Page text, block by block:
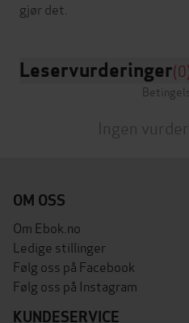
Leservurderinger(0)
Ingen
OM OSS
Om Ebok.no
Ledige stillinger
Følg oss på Facebook
Følg oss på Instagram
KUNDESERVICE